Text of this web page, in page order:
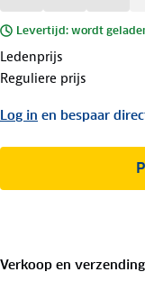
Levertijd: wordt
Ledenprijs
Reguliere prijs
Log in en bespaar
Verkoop en